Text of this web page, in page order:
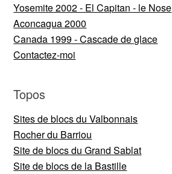
Yosemite 2002 - El Capitan - le Nose
Aconcagua 2000
Canada 1999 - Cascade de glace
Contactez-moi
Topos
Sites de blocs du Valbonnais
Rocher du Barriou
Site de blocs du Grand Sablat
Site de blocs de la Bastille